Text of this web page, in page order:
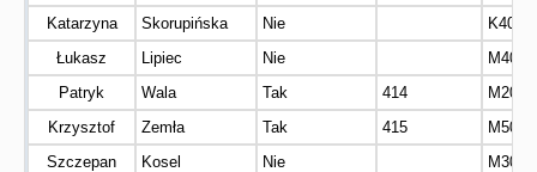
Katarzyna
Skorupińska Nie
K40
Łukasz
Lipiec Nie
M40
Patryk
Wala Tak 414
M20
Krzysztof
Zemła Tak 415
M50
Szczepan
Kosel Nie
M30